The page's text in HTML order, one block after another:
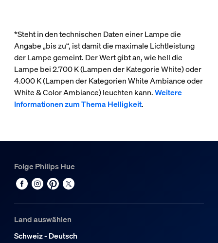
*Steht in den technischen Daten einer Lampe die
Angabe „bis zu“, ist damit die maximale Lichtleistung
der Lampe gemeint. Der Wert gibt an, wie hell die
Lampe bei 2.700 K (Lampen der Kategorie White) oder
4.000 K (Lampen der Kategorien White Ambiance oder
White & Color Ambiance) leuchten kann.Weitere
Informationen zum Thema Helligkeit.
Folge Philips Hue
Land auswählen
Schweiz - Deutsch